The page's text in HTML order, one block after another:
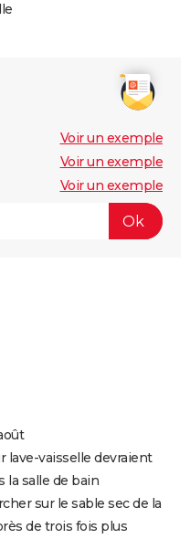
Voir un exemple
Voir un exemple
Voir un exemple
lave-vaisselle devraient
la salle de bain
sur le sable sec de la
de trois fois plus